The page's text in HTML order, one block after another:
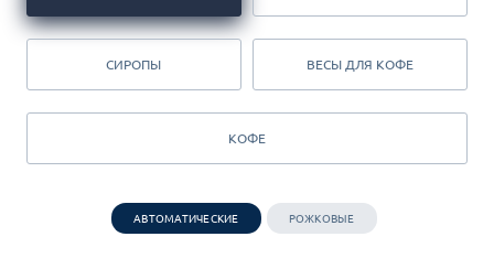
СИРОПЫ ВЕСЫ ДЛЯ КОФЕ
КОФЕ
АВТОМАТИЧЕСКИЕ РОЖКОВЫЕ